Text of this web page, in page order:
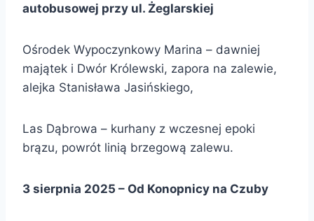
autobusowej przy ul. Żeglarskiej
Ośrodek Wypoczynkowy Marina – dawniej
majątek i Dwór Królewski, zapora na zalewie,
alejka Stanisława Jasińskiego,
Las Dąbrowa – kurhany z wczesnej epoki
brązu, powrót linią brzegową zalewu.
3 sierpnia 2025 – Od Konopnicy na Czuby